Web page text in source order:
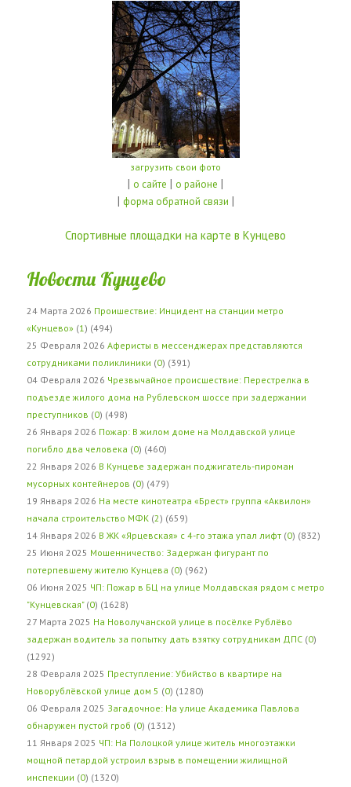
загрузить свои фото
| о сайте | о районе |
| форма обратной связи |
Спортивные площадки на карте в Кунцево
Новости Кунцево
24 Марта 2026 Проишествие: Инцидент на станции метро
«Кунцево» (1 ) (494)
25 Февраля 2026 Аферисты в мессенджерах представляются
сотрудниками поликлиники (0) (391)
04 Февраля 2026 Чрезвычайное происшествие: Перестрелка в
подъезде жилого дома на Рублевском шоссе при задержании
преступников (0) (498)
26 Января 2026 Пожар: В жилом доме на Молдавской улице
погибло два человека (0) (460)
22 Января 2026 В Кунцеве задержан поджигатель-пироман
мусорных контейнеров (0) (479)
19 Января 2026 На месте кинотеатра «Брест» группа «Аквилон»
начала строительство МФК (2) (659)
14 Января 2026 В ЖК «Ярцевская» с 4-го этажа упал лифт (0) (832)
25 Июня 2025 Мошенничество: Задержан фигурант по
потерпевшему жителю Кунцева (0) (962)
06 Июня 2025 ЧП: Пожар в БЦ на улице Молдавская рядом с метро
"Кунцевская" (0) (1628)
27 Марта 2025 На Новолучанской улице в посёлке Рублёво
задержан водитель за попытку дать взятку сотрудникам ДПС (0)
(1292)
28 Февраля 2025 Преступление: Убийство в квартире на
Новорублёвской улице дом 5 (0) (1280)
06 Февраля 2025 Загадочное: На улице Академика Павлова
обнаружен пустой гроб (0) (1312)
11 Января 2025 ЧП: На Полоцкой улице житель многоэтажки
мощной петардой устроил взрыв в помещении жилищной
инспекции (0) (1320)